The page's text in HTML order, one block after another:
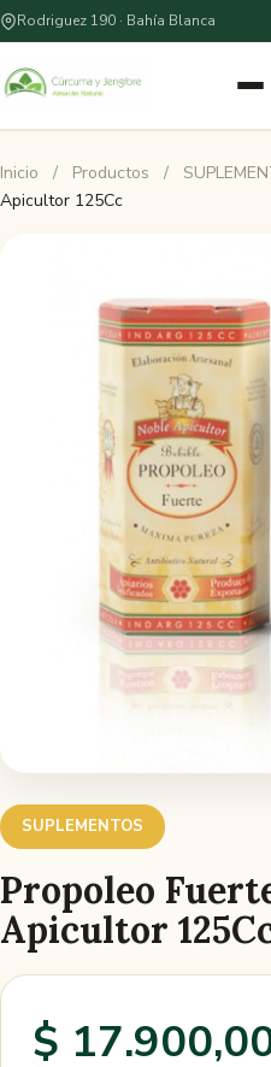
Rodriguez 190 · Bahía Blanca
Inicio / Productos /
Apicultor 125Cc
SUPLEMENTOS
Propoleo
Apicultor
$